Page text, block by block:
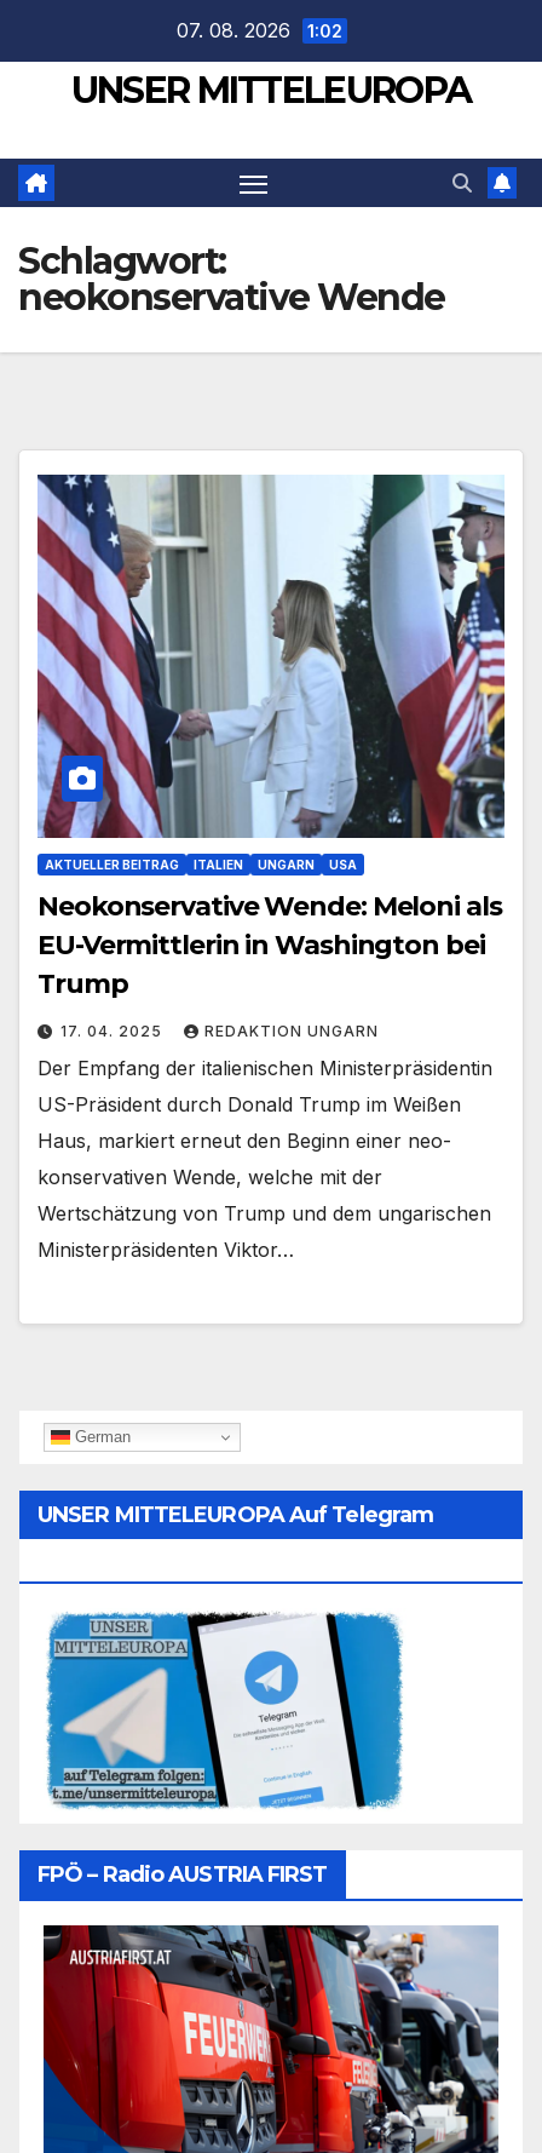
springen
07. 08. 2026 1:02
UNSER MITTELEUROPA
Schlagwort:
neokonservative Wende
AKTUELLER BEITRAG ITALIEN UNGARN USA
Neokonservative Wende: Meloni als
EU-Vermittlerin in Washington bei
Trump
17. 04. 2025 REDAKTION UNGARN
Der Empfang der italienischen Ministerpräsidentin
US-Präsident durch Donald Trump im Weißen
Haus, markiert erneut den Beginn einer neo-
konservativen Wende, welche mit der
Wertschätzung von Trump und dem ungarischen
Ministerpräsidenten Viktor…
German
UNSER MITTELEUROPA Auf Telegram
FPÖ – Radio AUSTRIA FIRST